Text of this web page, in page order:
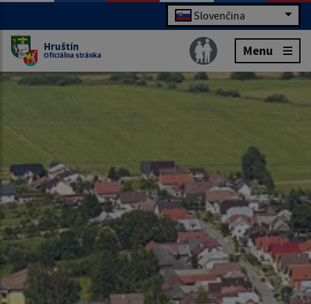
Slovenčina
Hruštín
Oficiálna stránka Menu